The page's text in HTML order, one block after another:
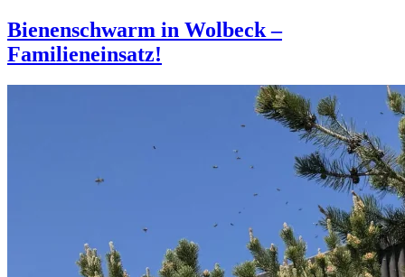
Bienenschwarm in Wolbeck –
Familieneinsatz!